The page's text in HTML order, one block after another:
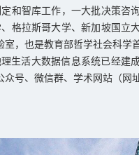
和智库工作，一大批决策咨
格拉斯哥大学、新加坡国立
，也是教育部哲学社会科学
生活大数据信息系统已经建
号、微信群、学术网站（网